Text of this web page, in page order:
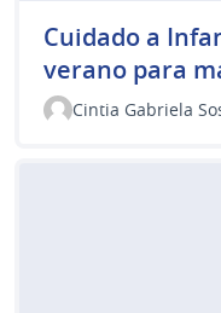
Cuidado a
verano para
Cintia Gabriela